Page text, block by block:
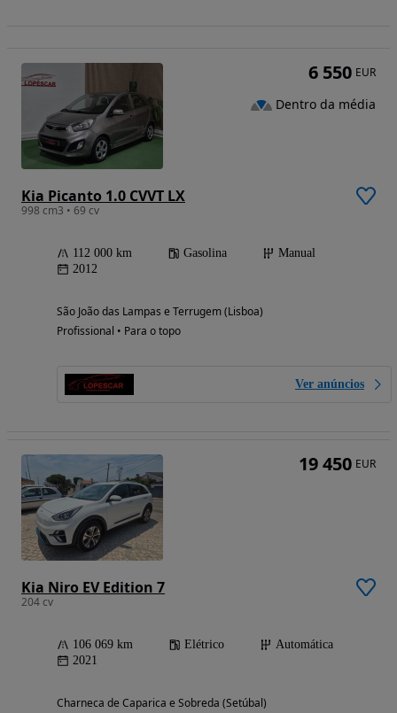
Kia Picanto 1.0 CVVT LX
998 cm3 • 69 cv
112 000 km Gasolina
Manual
2012
São João das Lampas e Terrugem (Lisboa)
Profissional • Para o topo
Ver anúncios
6 550 EUR
Dentro da média
Kia Niro EV Edition 7
204 cv
106 069 km Elétrico
Automática
2021
Charneca de Caparica e Sobreda (Setúbal)
19 450 EUR